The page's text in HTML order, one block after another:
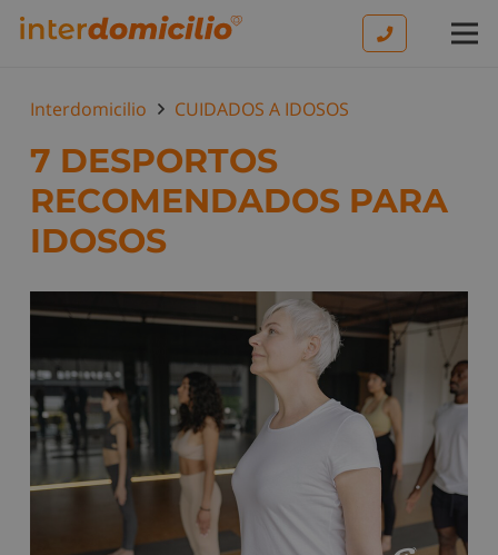
Interdomicilio CUIDADOS A IDOSOS
7 DESPORTOS
RECOMENDADOS PARA
IDOSOS